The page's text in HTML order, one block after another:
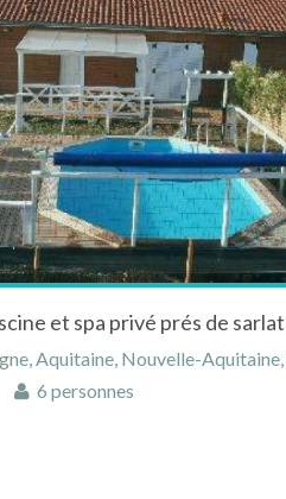
Aquitaine, Nouvelle-Aquitaine,
6 personnes